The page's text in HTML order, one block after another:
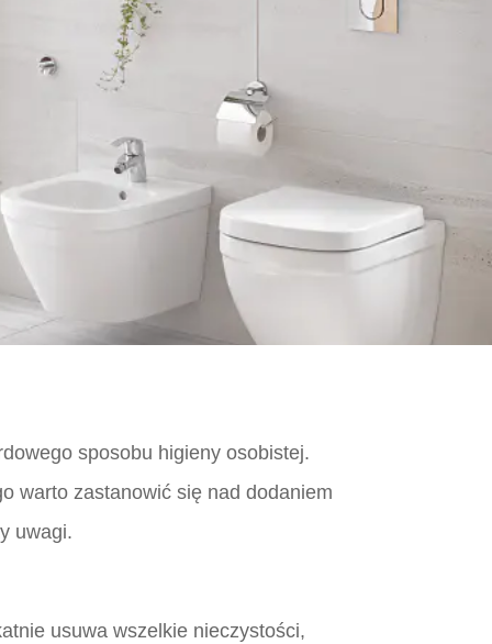
sposobu higieny osobistej.
warto zastanowić się nad dodaniem
uwagi.
usuwa wszelkie nieczystości,